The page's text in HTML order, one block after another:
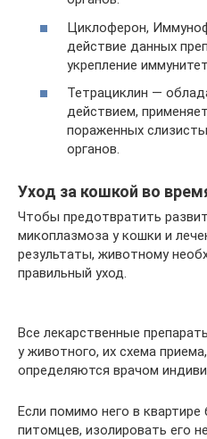
Циклоферон,
действие данных
укрепление
Тетрациклин —
действием,
пораженных
органов.
Уход за кошкой во
Чтобы предотвратить
микоплазмоза у кошки и
результаты, животному
правильный уход.
Все лекарственные
у животного, их схема
определяются врачом
Если помимо него в
питомцев, изолировать его